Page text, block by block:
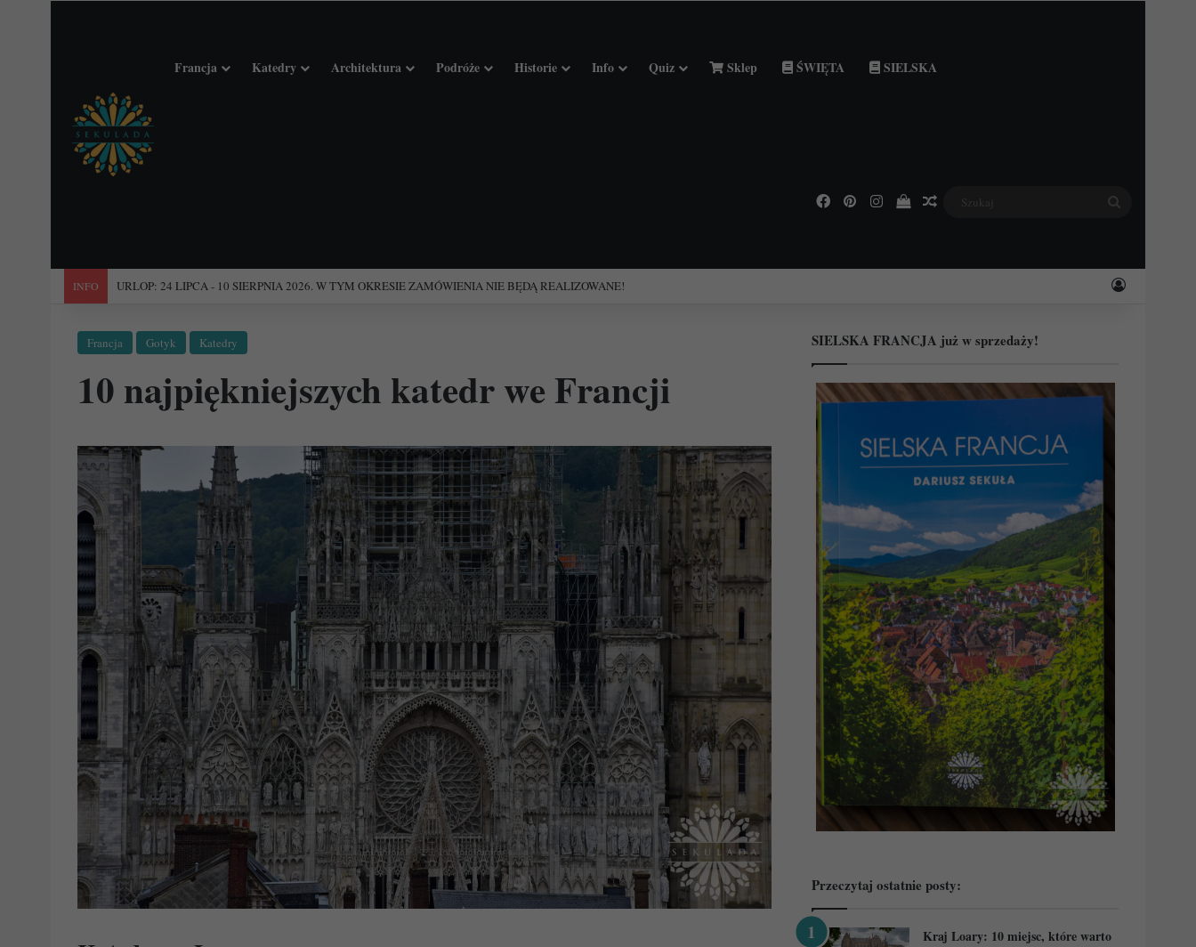
Francja Katedry Architektura Podróże Historie Info Quiz Sklep ŚWIĘTA SIELSKA
Facebook
PinterestInstagramPodejrzyj swój koszyk
Losowy wpis
INFO "Święta Francja". Przewodnik po 101 średniowiecznych kościołach Francji. Zaloguj
Francja Gotyk Katedry
10 najpiękniejszych katedr we Francji
SIELSKA FRANCJA już w sprzedaży!
Przeczytaj ostatnie posty:
Kraj Loary: 10 miejsc, które warto